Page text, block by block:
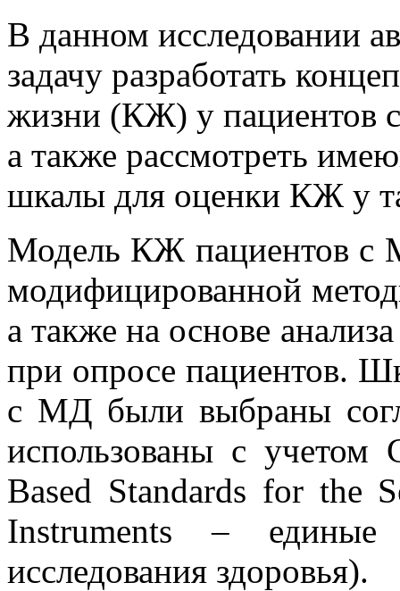
В данном исследовании
задачу разработать
жизни (КЖ) у пациентов
а также рассмотреть
шкалы для оценки КЖ у
Модель КЖ пациентов с
модифицированной
а также на основе
при опросе пациентов.
с МД были выбраны
использованы с учетом
Based Standards for the
Instruments – единые
исследования здоровья).